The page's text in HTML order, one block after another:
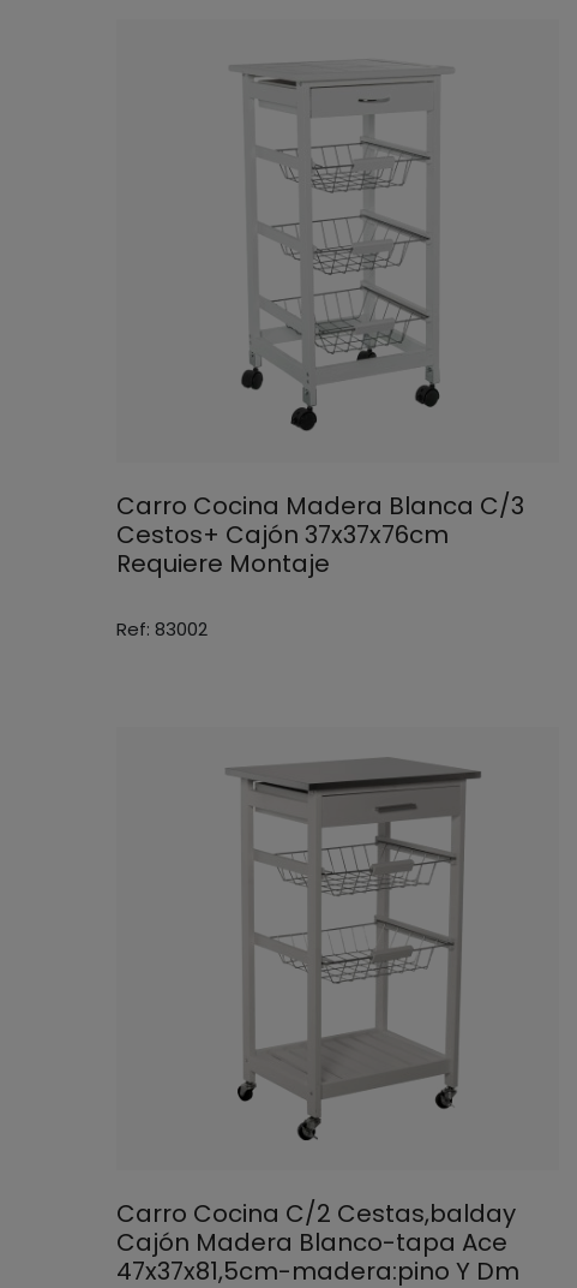
Carro Cocina Madera Blanca C/3
Cestos+ Cajón 37x37x76cm
Requiere Montaje
Ref: 83002
Carro Cocina C/2 Cestas,balday
Cajón Madera Blanco-tapa Ace
47x37x81,5cm-madera:pino Y Dm